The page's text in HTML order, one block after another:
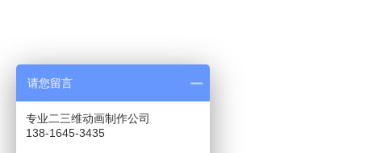
请您留言
专业二三维动画制作公司
138-1645-3435